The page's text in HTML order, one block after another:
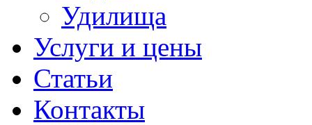
Удилища
Услуги и цены
Статьи
Контакты